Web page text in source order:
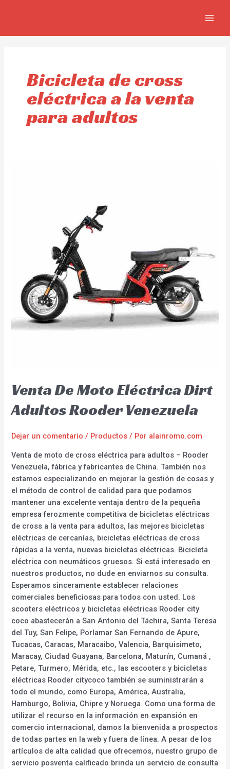
Bicicleta de cross
eléctrica a la venta
para adultos
Venta De Moto Eléctrica Dirt
Adultos Rooder Venezuela
Dejar un comentario / Productos / Por alainromo.com
Venta de moto de cross eléctrica para adultos – Rooder
Venezuela, fábrica y fabricantes de China. También nos
estamos especializando en mejorar la gestión de cosas y
el método de control de calidad para que podamos
mantener una excelente ventaja dentro de la pequeña
empresa ferozmente competitiva de bicicletas eléctricas
de cross a la venta para adultos, las mejores bicicletas
eléctricas de cercanías, bicicletas eléctricas de cross
rápidas a la venta, nuevas bicicletas eléctricas. Bicicleta
eléctrica con neumáticos gruesos. Si está interesado en
nuestros productos, no dude en enviarnos su consulta.
Esperamos sinceramente establecer relaciones
comerciales beneficiosas para todos con usted. Los
scooters eléctricos y bicicletas eléctricas Rooder city
coco abastecerán a San Antonio del Táchira, Santa Teresa
del Tuy, San Felipe, Porlamar San Fernando de Apure,
Tucacas, Caracas, Maracaibo, Valencia, Barquisimeto,
Maracay, Ciudad Guayana, Barcelona, Maturín, Cumaná ,
Petare, Turmero, Mérida, etc., las escooters y bicicletas
eléctricas Rooder citycoco también se suministrarán a
todo el mundo, como Europa, América, Australia,
Hamburgo, Bolivia, Chipre y Noruega. Como una forma de
utilizar el recurso en la información en expansión en
comercio internacional, damos la bienvenida a prospectos
de todas partes en la web y fuera de línea. A pesar de los
artículos de alta calidad que ofrecemos, nuestro grupo de
servicio posventa calificado brinda un servicio de consulta